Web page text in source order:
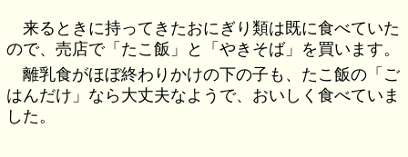
来るときに持ってきたおにぎり類は既に食べていた
ので、売店で「たこ飯」と「やきそば」を買います。
離乳食がほぼ終わりかけの下の子も、たこ飯の「ご
はんだけ」なら大丈夫なようで、おいしく食べていま
した。